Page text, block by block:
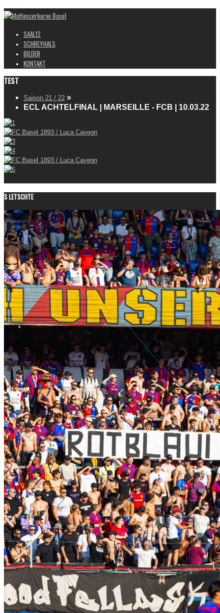
Muttenzerkurve Basel
SAAL12
SCHREYHALS
BILDER
KONTAKT
TEST
Saison 21 / 22 »
ECL ACHTELFINAL | MARSEILLE - FCB | 10.03.22
S LETSCHTE